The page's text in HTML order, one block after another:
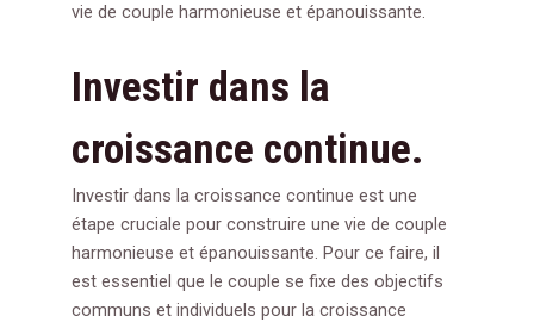
vie de couple harmonieuse et épanouissante.
Investir dans la
croissance continue.
Investir dans la croissance continue est une
étape cruciale pour construire une vie de couple
harmonieuse et épanouissante. Pour ce faire, il
est essentiel que le couple se fixe des objectifs
communs et individuels pour la croissance